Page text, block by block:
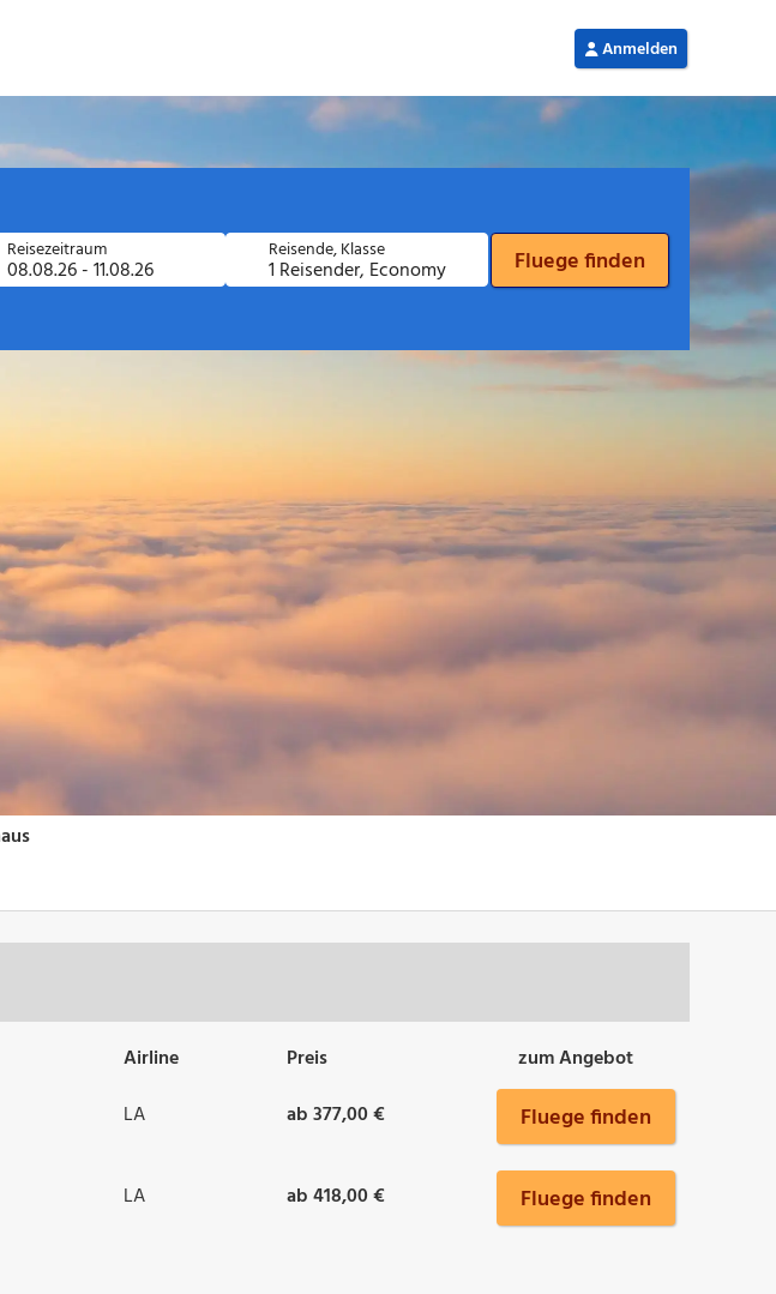
Airline Preis
zum Angebot
LA ab 377,00 € Fluege finden
LA ab 418,00 € Fluege finden